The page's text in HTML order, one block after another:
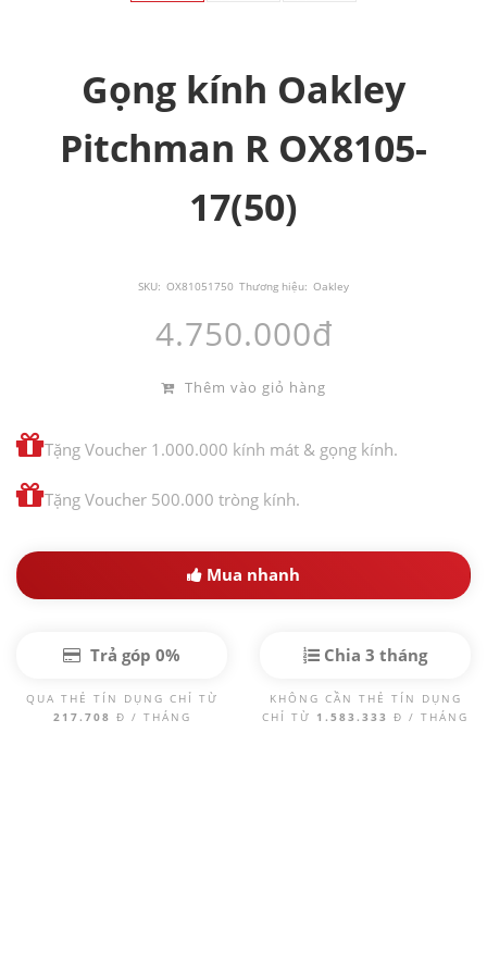
Gọng kính Oakley
Pitchman R OX8105-
17(50)
SKU: OX81051750 Thương hiệu: Oakley
4.750.000đ
Thêm vào giỏ hàng
Tặng Voucher 1.000.000 kính mát & gọng kính.
Tặng Voucher 500.000 tròng kính.
Mua nhanh
Trả góp 0%
QUA THẺ TÍN DỤNG CHỈ TỪ
217.708 Đ / THÁNG
Chia 3 tháng
KHÔNG CẦN THẺ TÍN DỤNG
CHỈ TỪ 1.583.333 Đ / THÁNG